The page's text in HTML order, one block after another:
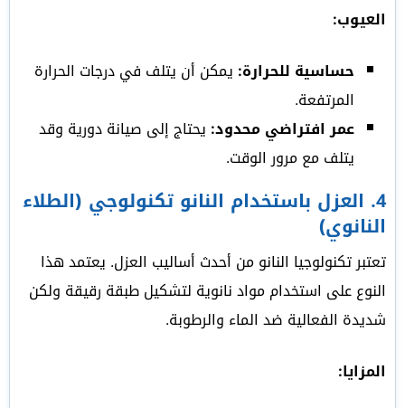
العيوب:
حساسية للحرارة: يمكن أن يتلف في درجات الحرارة
المرتفعة.
عمر افتراضي محدود: يحتاج إلى صيانة دورية وقد
يتلف مع مرور الوقت.
4. العزل باستخدام النانو تكنولوجي (الطلاء
النانوي)
تعتبر تكنولوجيا النانو من أحدث أساليب العزل. يعتمد هذا
النوع على استخدام مواد نانوية لتشكيل طبقة رقيقة ولكن
شديدة الفعالية ضد الماء والرطوبة.
المزايا: